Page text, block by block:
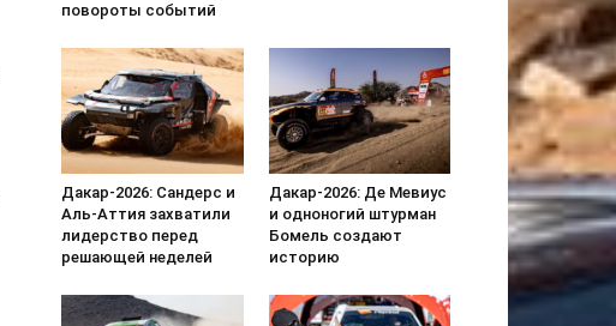
повороты событий
Дакар-2026: Сандерс и
Аль-Аттия захватили
лидерство перед
решающей неделей
Дакар-2026: Де Мевиус
и одноногий штурман
Бомель создают
историю